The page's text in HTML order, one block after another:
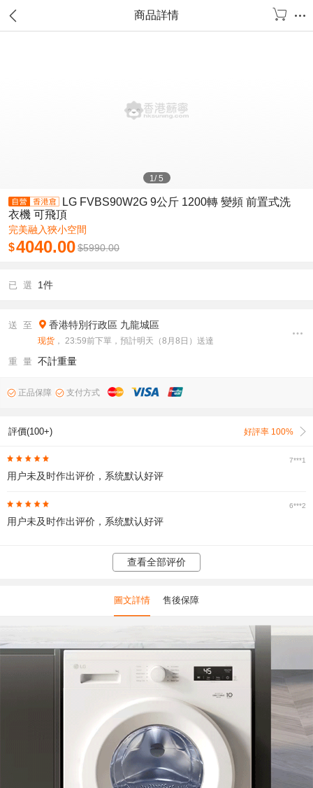
商品詳情
1/5
LG FVBS90W2G 9公斤 1200轉 變頻 前置式洗
衣機 可飛頂
完美融入狹小空間
$4040.00$5990.00
已 選 1件
送 至 香港特別行政區 九龍城區
现货 ， 23:59前下單，預計明天（8月8日）送達
重 量 不計重量
正品保障 支付方式
評價(100+) 好評率 100%
7***1
用户未及时作出评价，系统默认好评
6***2
用户未及时作出评价，系统默认好评
查看全部评价
圖文詳情 售後保障